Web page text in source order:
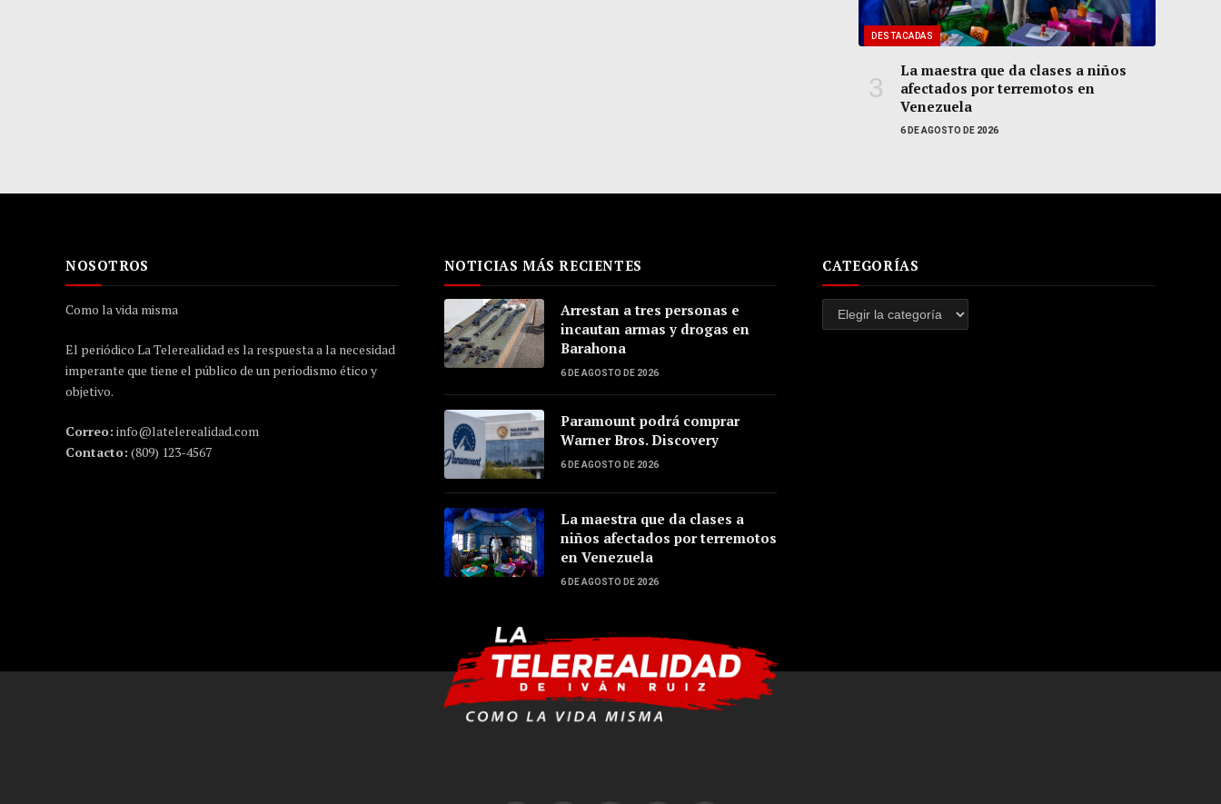
DESTACADAS
La maestra que da clases a niños
afectados por terremotos en
Venezuela
6 DE AGOSTO DE 2026
NOSOTROS
Como la vida misma
El periódico La Telerealidad es la respuesta a la necesidad
imperante que tiene el público de un periodismo ético y
objetivo.
Correo: info@latelerealidad.com
Contacto: (809) 123-4567
NOTICIAS MÁS RECIENTES
Arrestan a tres personas e
incautan armas y drogas en
Barahona
6 DE AGOSTO DE 2026
Paramount podrá comprar
Warner Bros. Discovery
6 DE AGOSTO DE 2026
La maestra que da clases a
niños afectados por terremotos
en Venezuela
6 DE AGOSTO DE 2026
CATEGORÍAS
Categorías